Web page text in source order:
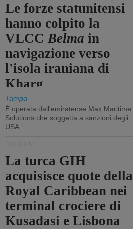
Le forze statunitensi
hanno colpito la
VLCCBelma in
navigazione verso
l'isola iraniana di
Kharg
Tampa
È operata dall'emiratense Max Maritime
Solutions che soggetta a sanzioni degli
USA
La turca GIH
acquisisce quote della
Royal Caribbean nei
terminal crociere di
Kusadasi e Lisbona